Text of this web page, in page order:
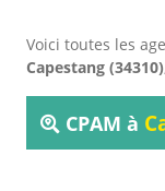
Voici toutes les
Capestang (34310)
CPAM à